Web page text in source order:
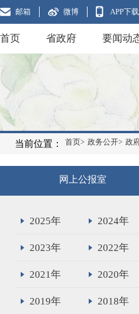
邮箱 微博 APP下载
首页 省政府 要闻动
当前位置： 首页> 政务公开> 政
网上公报室
2025年 2024年
2023年 2022年
2021年 2020年
2019年 2018年